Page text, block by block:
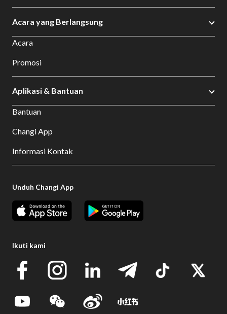
Acara yang Berlangsung
Acara
Promosi
Aplikasi & Bantuan
Bantuan
Changi App
Informasi Kontak
Unduh Changi App
Ikuti kami